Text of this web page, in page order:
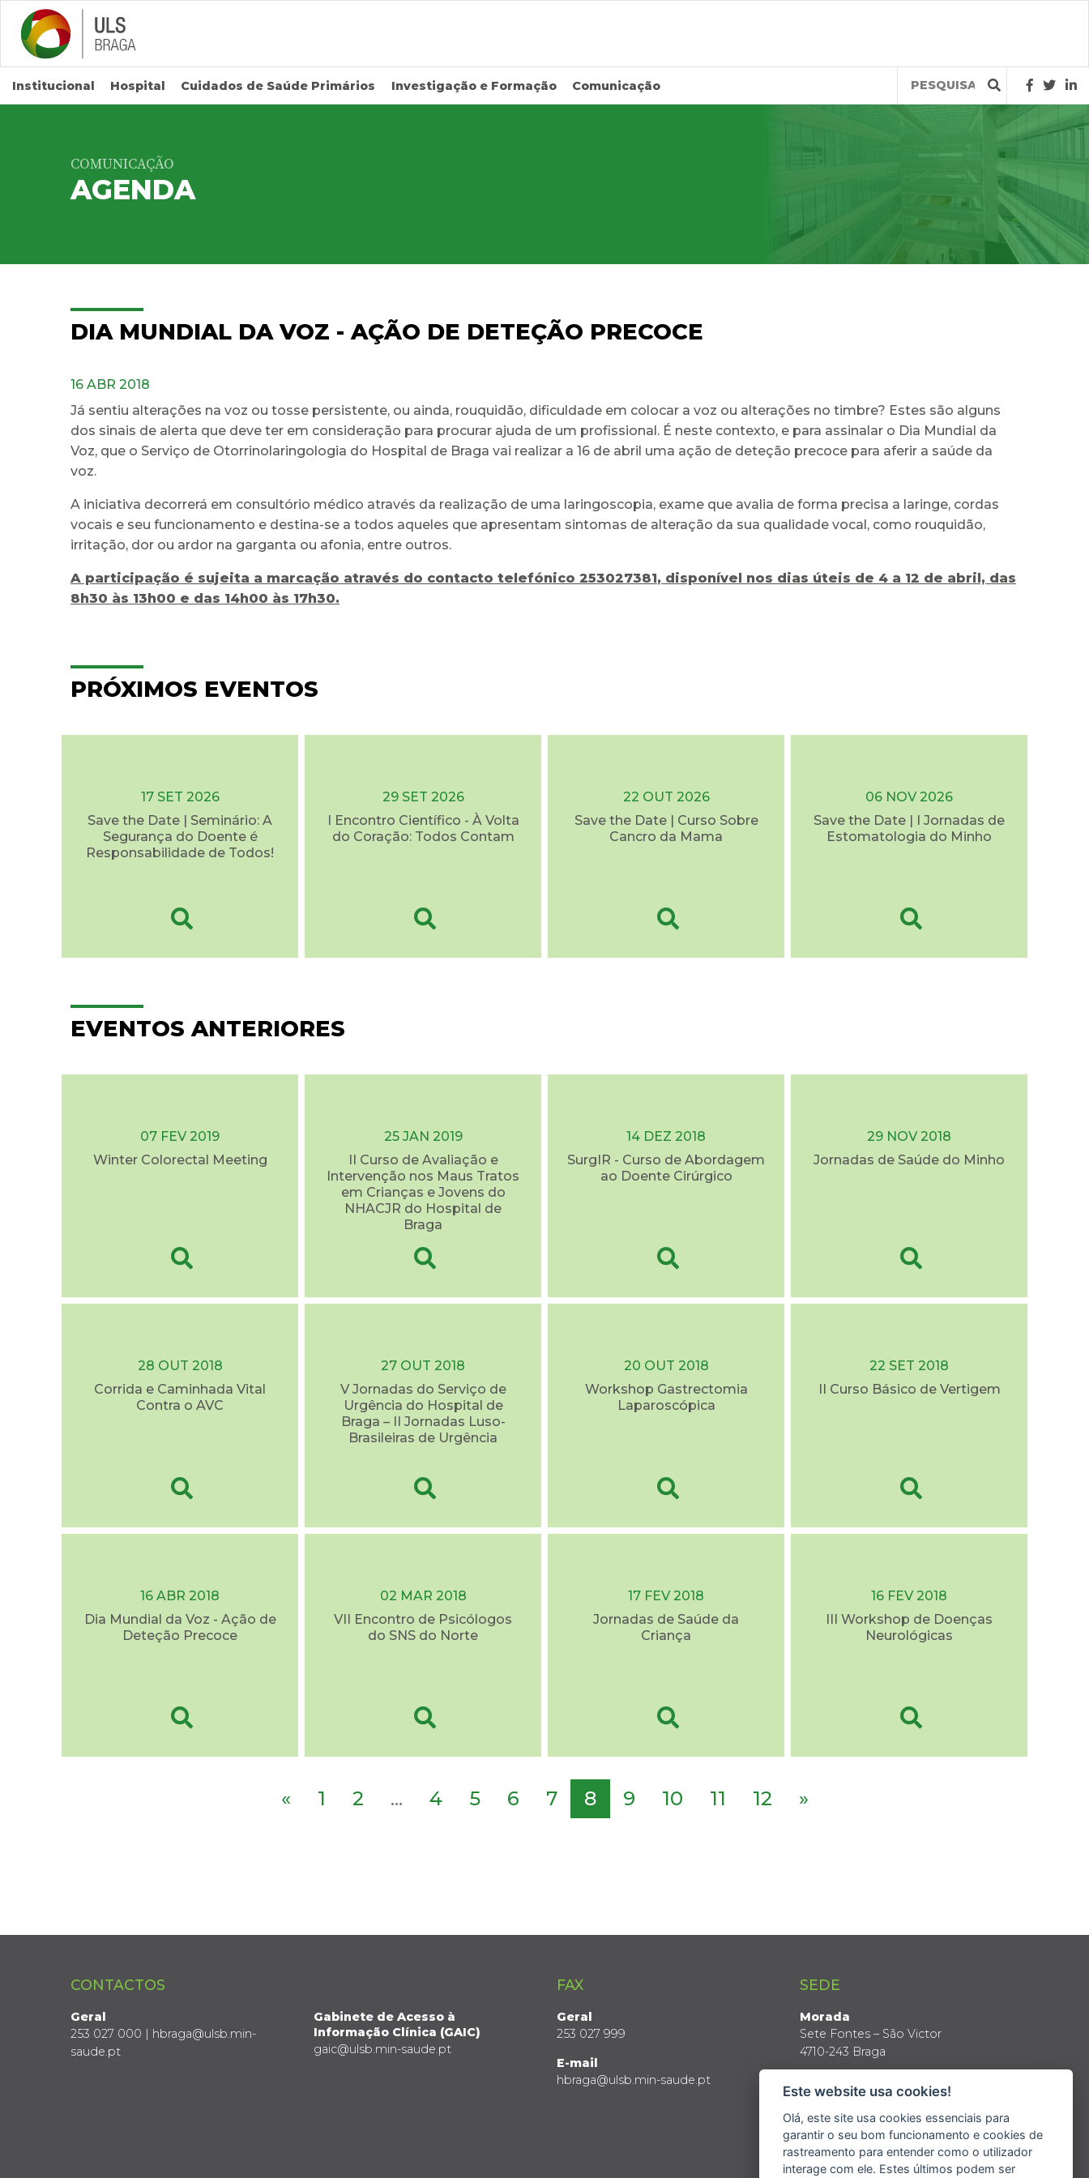
Saltar para conteúdo principal
Institucional Hospital Cuidados de Saúde Primários Investigação e Formação Comunicação
Query
COMUNICAÇÃO
AGENDA
DIA MUNDIAL DA VOZ - AÇÃO DE DETEÇÃO PRECOCE
16 ABR 2018
Já sentiu alterações na voz ou tosse persistente, ou ainda, rouquidão, dificuldade em colocar a voz ou alterações no timbre? Estes são alguns
dos sinais de alerta que deve ter em consideração para procurar ajuda de um profissional. É neste contexto, e para assinalar o Dia Mundial da
Voz, que o Serviço de Otorrinolaringologia do Hospital de Braga vai realizar a 16 de abril uma ação de deteção precoce para aferir a saúde da
voz.
A iniciativa decorrerá em consultório médico através da realização de uma laringoscopia, exame que avalia de forma precisa a laringe, cordas
vocais e seu funcionamento e destina-se a todos aqueles que apresentam sintomas de alteração da sua qualidade vocal, como rouquidão,
irritação, dor ou ardor na garganta ou afonia, entre outros.
A participação é sujeita a marcação através do contacto telefónico 253027381, disponível nos dias úteis de 4 a 12 de abril, das
8h30 às 13h00 e das 14h00 às 17h30.
PRÓXIMOS EVENTOS
17 SET 2026
Save the Date | Seminário: A
Segurança do Doente é
Responsabilidade de Todos!
29 SET 2026
I Encontro Científico - À Volta
do Coração: Todos Contam
22 OUT 2026
Save the Date | Curso Sobre
Cancro da Mama
06 NOV 2026
Save the Date | I Jornadas de
Estomatologia do Minho
EVENTOS ANTERIORES
07 FEV 2019
Winter Colorectal Meeting
25 JAN 2019
II Curso de Avaliação e
Intervenção nos Maus Tratos
em Crianças e Jovens do
NHACJR do Hospital de
Braga
14 DEZ 2018
SurgIR - Curso de Abordagem
ao Doente Cirúrgico
29 NOV 2018
Jornadas de Saúde do Minho
28 OUT 2018
Corrida e Caminhada Vital
Contra o AVC
27 OUT 2018
V Jornadas do Serviço de
Urgência do Hospital de
Braga – II Jornadas Luso-
Brasileiras de Urgência
20 OUT 2018
Workshop Gastrectomia
Laparoscópica
22 SET 2018
II Curso Básico de Vertigem
16 ABR 2018
Dia Mundial da Voz - Ação de
Deteção Precoce
02 MAR 2018
VII Encontro de Psicólogos
do SNS do Norte
17 FEV 2018
Jornadas de Saúde da
Criança
16 FEV 2018
III Workshop de Doenças
Neurológicas
« 1 2 ... 4 5 6 7 8 9 10 11 12 »
CONTACTOS
Geral
253 027 000 | hbraga@ulsb.min-
saude.pt
Gabinete de Acesso à
Informação Clínica (GAIC)
gaic@ulsb.min-saude.pt
FAX
Geral
253 027 999
E-mail
hbraga@ulsb.min-saude.pt
SEDE
Morada
Sete Fontes – São Victor
4710-243 Braga
Latitude: 41º 34’ N
Longitude: 8º 24’ W
Este website usa cookies!
Olá, este site usa cookies essenciais para
garantir o seu bom funcionamento e cookies de
rastreamento para entender como o utilizador
interage com ele. Estes últimos podem ser